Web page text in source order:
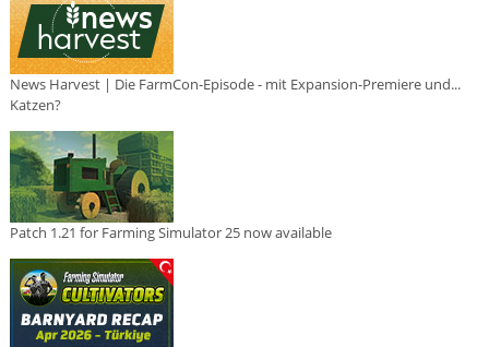
News Harvest | Die FarmCon-Episode - mit Expansion-Premiere und...
Katzen?
Patch 1.21 for Farming Simulator 25 now available